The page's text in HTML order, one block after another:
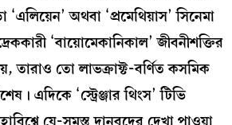
অথবা ‘প্রমেথিয়াস’ সিনেমা
‘বায়োমেকানিকাল’ জীবনীশক্তির
তারাও তো লাভক্রাফ্ট-বর্ণিত কসমিক
এদিকে ‘স্ট্রেঞ্জার থিংস’ টিভি